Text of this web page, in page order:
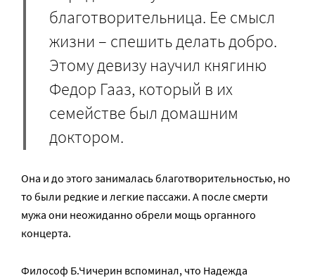
благотворительница. Ее смысл
жизни – спешить делать добро.
Этому девизу научил княгиню
Федор Гааз, который в их
семействе был домашним
доктором.
Она и до этого занималась благотворительностью, но
то были редкие и легкие пассажи. А после смерти
мужа они неожиданно обрели мощь органного
концерта.
Философ Б.Чичерин вспоминал, что Надежда